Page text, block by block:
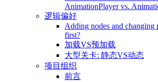
AnimationPlayer vs.
逻辑偏好
Adding nodes and changing
first?
加载VS预加载
大型关卡: 静态VS动态
项目组织
前言